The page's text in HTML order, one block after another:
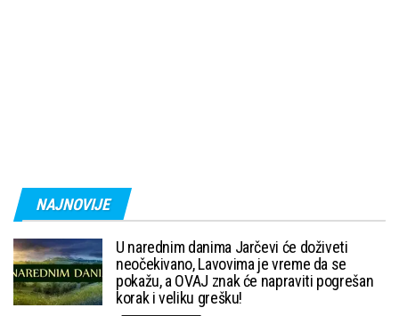
NAJNOVIJE
U narednim danima Jarčevi će doživeti
neočekivano, Lavovima je vreme da se
pokažu, a OVAJ znak će napraviti pogrešan
korak i veliku grešku!